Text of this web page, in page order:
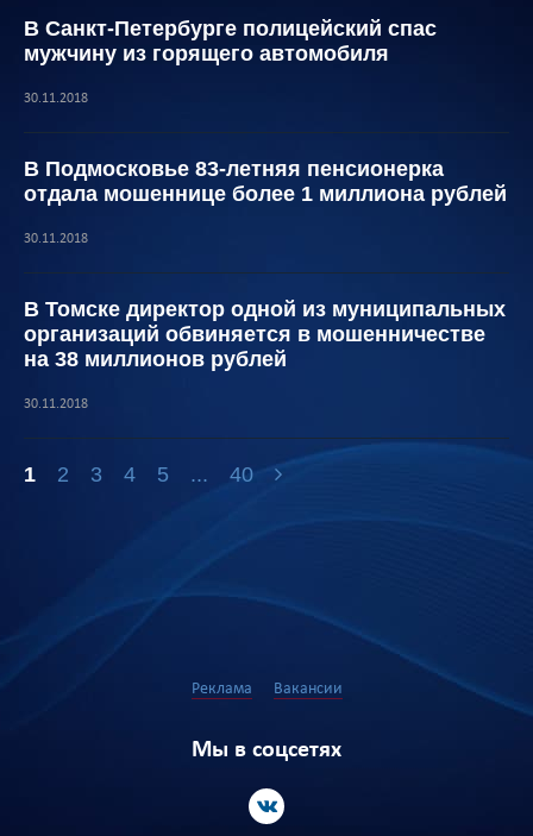
В Санкт-Петербурге полицейский спас
мужчину из горящего автомобиля
30.11.2018
В Подмосковье 83-летняя пенсионерка
отдала мошеннице более 1 миллиона рублей
30.11.2018
В Томске директор одной из муниципальных
организаций обвиняется в мошенничестве
на 38 миллионов рублей
30.11.2018
1 2 3 4 5 ... 40
Реклама Вакансии
Мы в соцсетях